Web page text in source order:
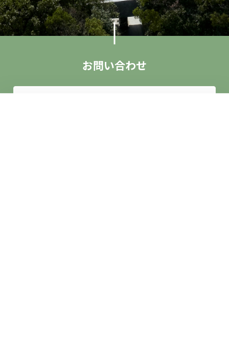
お問い合わせ